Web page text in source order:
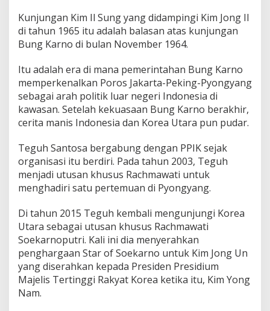
Kunjungan Kim Il Sung yang didampingi Kim Jong Il
di tahun 1965 itu adalah balasan atas kunjungan
Bung Karno di bulan November 1964.
Itu adalah era di mana pemerintahan Bung Karno
memperkenalkan Poros Jakarta-Peking-Pyongyang
sebagai arah politik luar negeri Indonesia di
kawasan. Setelah kekuasaan Bung Karno berakhir,
cerita manis Indonesia dan Korea Utara pun pudar.
Teguh Santosa bergabung dengan PPIK sejak
organisasi itu berdiri. Pada tahun 2003, Teguh
menjadi utusan khusus Rachmawati untuk
menghadiri satu pertemuan di Pyongyang.
Di tahun 2015 Teguh kembali mengunjungi Korea
Utara sebagai utusan khusus Rachmawati
Soekarnoputri. Kali ini dia menyerahkan
penghargaan Star of Soekarno untuk Kim Jong Un
yang diserahkan kepada Presiden Presidium
Majelis Tertinggi Rakyat Korea ketika itu, Kim Yong
Nam.